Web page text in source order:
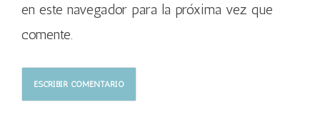
en este navegador para la próxima vez que
comente.